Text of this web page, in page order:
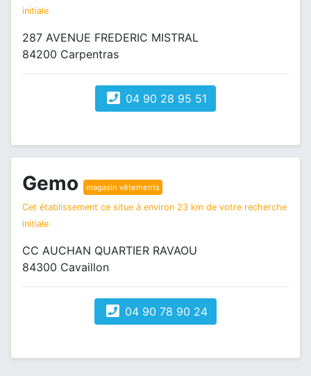
initiale
287 AVENUE FREDERIC MISTRAL
84200 Carpentras
04 90 28 95 51
Gemo magasin vêtements
Cet établissement ce situe à environ 23 km de votre recherche
initiale
CC AUCHAN QUARTIER RAVAOU
84300 Cavaillon
04 90 78 90 24